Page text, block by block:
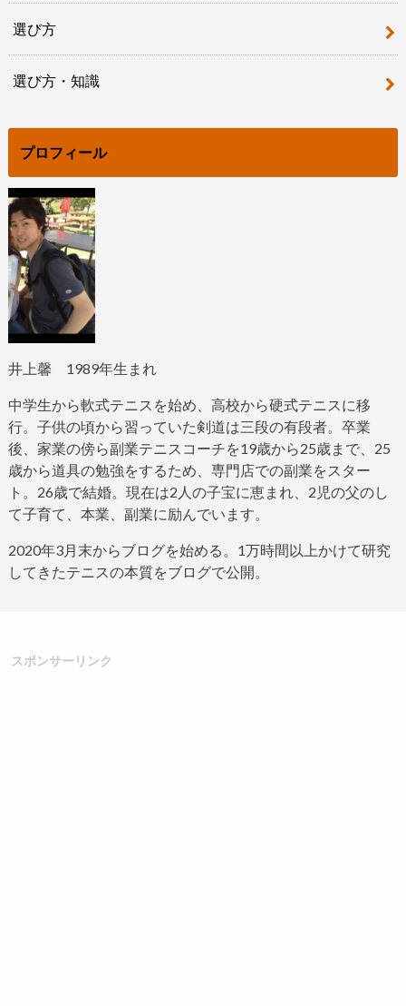
選び方
選び方・知識
プロフィール
井上馨 1989年生まれ
中学生から軟式テニスを始め、高校から硬式テニスに移
行。子供の頃から習っていた剣道は三段の有段者。 卒業
後、家業の傍ら副業テニスコーチを19歳から25歳まで、 25
歳から道具の勉強をするため、専門店での副業をスター
ト。 26歳で結婚。現在は2 人の子宝に恵まれ、 2 児の父のし
て子育て、本業、副業に励んでいます。
2020年3月末からブログを始める。 1万時間以上かけて研究
してきたテニスの本質をブログで公開。
スポンサーリンク